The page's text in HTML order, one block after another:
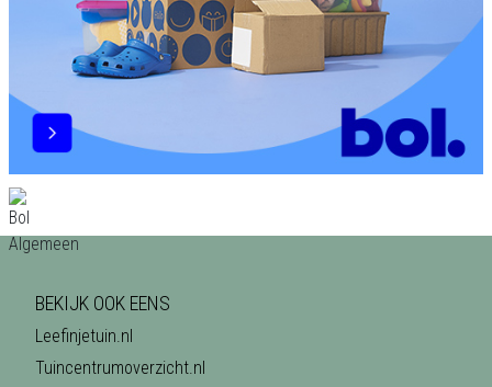
BEKIJK OOK EENS
Leefinjetuin.nl
Tuincentrumoverzicht.nl